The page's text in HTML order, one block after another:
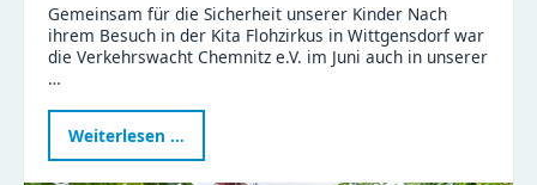
Gemeinsam für die Sicherheit unserer Kinder Nach
ihrem Besuch in der Kita Flohzirkus in Wittgensdorf war
die Verkehrswacht Chemnitz e.V. im Juni auch in unserer
…
Weiterlesen …
zum